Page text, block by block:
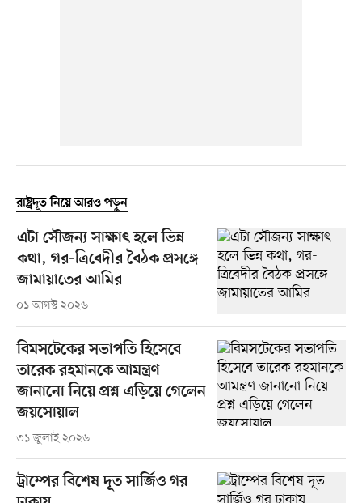
রাষ্ট্রদূত নিয়ে আরও পড়ুন
এটা সৌজন্য সাক্ষাৎ হলে ভিন্ন
কথা, গর-ত্রিবেদীর বৈঠক প্রসঙ্গে
জামায়াতের আমির
০১ আগস্ট ২০২৬
বিমসটেকের সভাপতি হিসেবে
তারেক রহমানকে আমন্ত্রণ
জানানো নিয়ে প্রশ্ন এড়িয়ে গেলেন
জয়সোয়াল
৩১ জুলাই ২০২৬
ট্রাম্পের বিশেষ দূত সার্জিও গর